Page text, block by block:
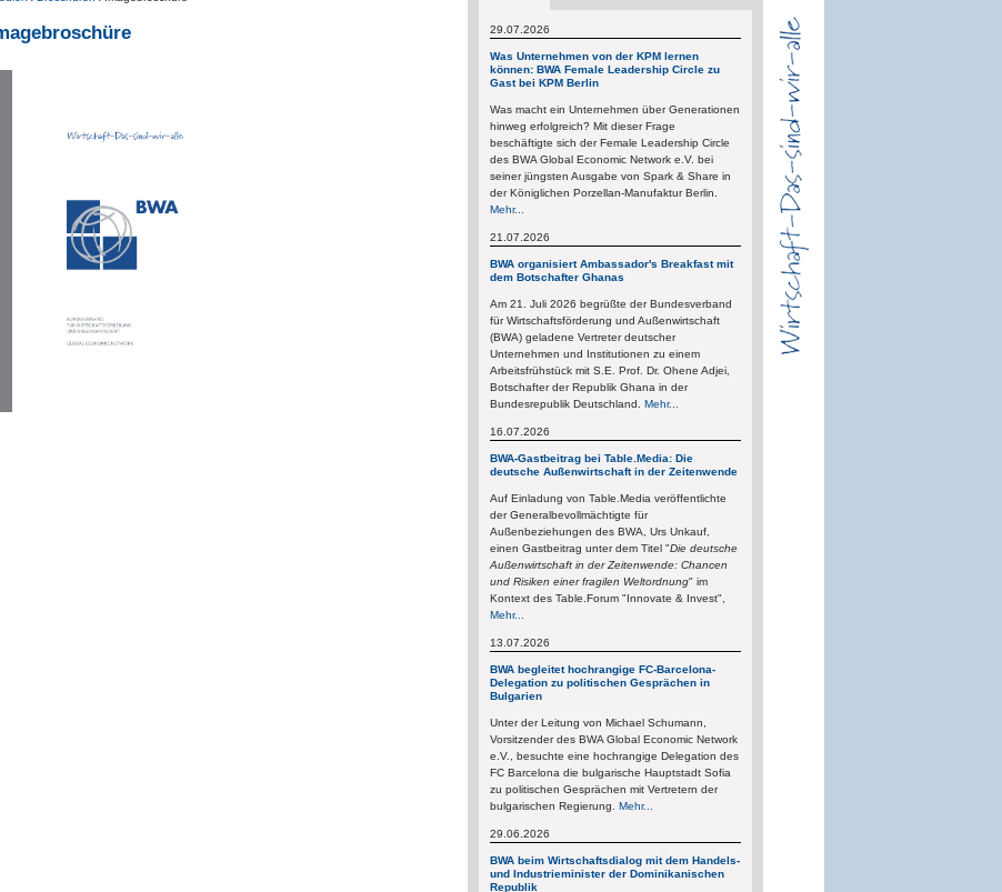
29.07.2026
Was Unternehmen von der KPM lernen
können: BWA Female Leadership Circle zu
Gast bei KPM Berlin
Was macht ein Unternehmen über Generationen
hinweg erfolgreich? Mit dieser Frage
beschäftigte sich der Female Leadership Circle
des BWA Global Economic Network e.V. bei
seiner jüngsten Ausgabe von Spark & Share in
der Königlichen Porzellan-Manufaktur Berlin.
Mehr...
21.07.2026
BWA organisiert Ambassador's Breakfast mit
dem Botschafter Ghanas
Am 21. Juli 2026 begrüßte der Bundesverband
für Wirtschaftsförderung und Außenwirtschaft
(BWA) geladene Vertreter deutscher
Unternehmen und Institutionen zu einem
Arbeitsfrühstück mit S.E. Prof. Dr. Ohene Adjei,
Botschafter der Republik Ghana in der
Bundesrepublik Deutschland.Mehr...
16.07.2026
BWA-Gastbeitrag bei Table.Media: Die
deutsche Außenwirtschaft in der Zeitenwende
Auf Einladung von Table.Media veröffentlichte
der Generalbevollmächtigte für
Außenbeziehungen des BWA, Urs Unkauf,
einen Gastbeitrag unter dem Titel "Die deutsche
Außenwirtschaft in der Zeitenwende: Chancen
und Risiken einer fragilen Weltordnung" im
Kontext des Table.Forum "Innovate & Invest",
Mehr...
13.07.2026
BWA begleitet hochrangige FC-Barcelona-
Delegation zu politischen Gesprächen in
Bulgarien
Unter der Leitung von Michael Schumann,
Vorsitzender des BWA Global Economic Network
e.V., besuchte eine hochrangige Delegation des
FC Barcelona die bulgarische Hauptstadt Sofia
zu politischen Gesprächen mit Vertretern der
bulgarischen Regierung.Mehr...
29.06.2026
BWA beim Wirtschaftsdialog mit dem Handels-
und Industrieminister der Dominikanischen
Republik